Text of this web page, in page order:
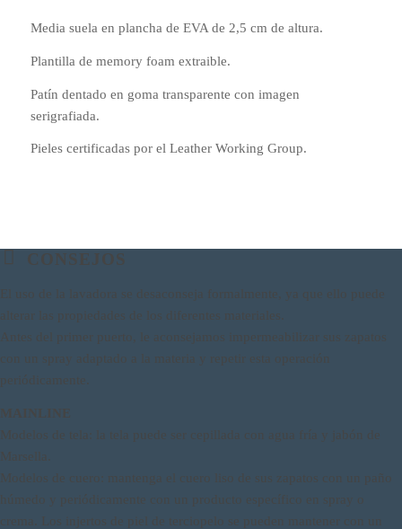
Media suela en plancha de EVA de 2,5 cm de altura.
Plantilla de memory foam extraible.
Patín dentado en goma transparente con imagen
serigrafiada.
Pieles certificadas por el Leather Working Group.
CONSEJOS
El uso de la lavadora se desaconseja formalmente, ya que ello puede
alterar las propiedades de los diferentes materiales.
Antes del primer puerto, le aconsejamos impermeabilizar sus zapatos
con un spray adaptado a la materia y repetir esta operación
periódicamente.
MAINLINE
Modelos de tela: la tela puede ser cepillada con agua fría y jabón de
Marsella.
Modelos de cuero: mantenga el cuero liso de sus zapatos con un paño
húmedo y periódicamente con un producto específico en spray o
crema. Los injertos de piel de terciopelo se pueden mantener con un